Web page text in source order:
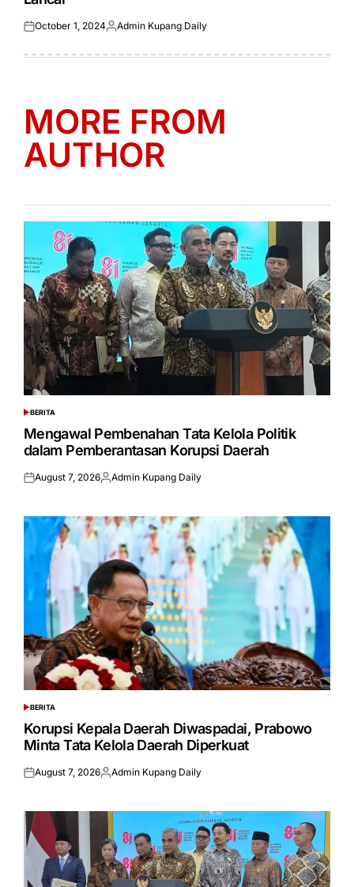
Posted
October 1, 2024Posted
Admin Kupang Daily
MORE FROM
AUTHOR
POSTED
IN
BERITA
Mengawal Pembenahan Tata Kelola Politik
dalam Pemberantasan Korupsi Daerah
Posted
August 7, 2026Posted
Admin Kupang Daily
POSTED
IN
BERITA
Korupsi Kepala Daerah Diwaspadai, Prabowo
Minta Tata Kelola Daerah Diperkuat
Posted
August 7, 2026Posted
Admin Kupang Daily